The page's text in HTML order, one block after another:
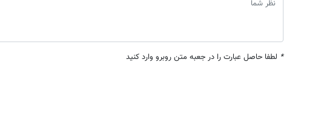
* لطفا حاصل عبارت را در جعبه متن روبرو وارد کنید